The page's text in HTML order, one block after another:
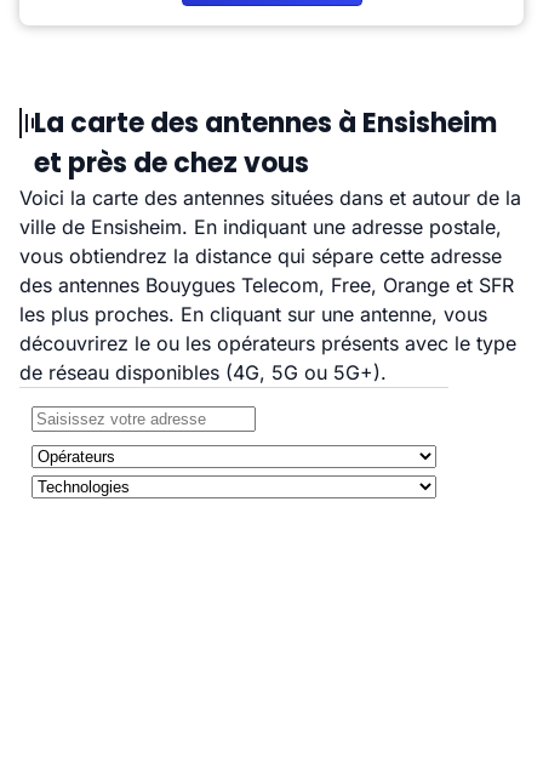
La carte des antennes à Ensisheim
et près de chez vous
Voici la carte des antennes situées dans et autour de la
ville de Ensisheim. En indiquant une adresse postale,
vous obtiendrez la distance qui sépare cette adresse
des antennes Bouygues Telecom, Free, Orange et SFR
les plus proches. En cliquant sur une antenne, vous
découvrirez le ou les opérateurs présents avec le type
de réseau disponibles (4G, 5G ou 5G+).